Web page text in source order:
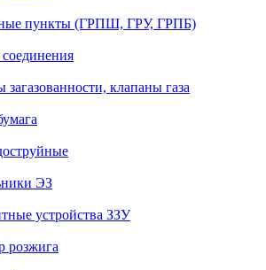
пункты (ГРПШ, ГРУ, ГРПБ)
загазованности, клапаны газа
ЭЗ
устройства ЗЗУ
розжига